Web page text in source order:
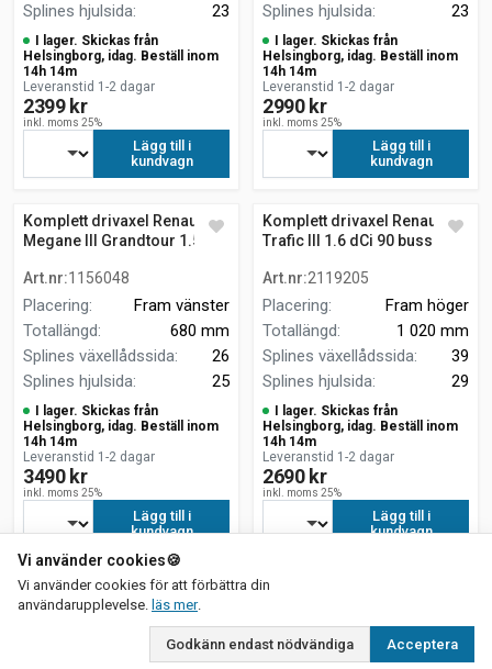
Splines hjulsida: 23
I lager. Skickas från
Helsingborg, idag. Beställ inom
14h 14m
Leveranstid 1-2 dagar
2399 kr
inkl. moms 25%
Lägg till i
kundvagn
Splines hjulsida: 23
I lager. Skickas från
Helsingborg, idag. Beställ inom
14h 14m
Leveranstid 1-2 dagar
2990 kr
inkl. moms 25%
Lägg till i
kundvagn
Komplett drivaxel Renault
Megane III Grandtour 1.5 dCi
Art.nr:1156048
Placering:
Fram vänster
Totallängd:
680 mm
Splines växellådssida:
26
Splines hjulsida: 25
I lager. Skickas från
Helsingborg, idag. Beställ inom
14h 14m
Leveranstid 1-2 dagar
3490 kr
inkl. moms 25%
Lägg till i
kundvagn
Komplett drivaxel Renault
Trafic III 1.6 dCi 90 buss
Art.nr:2119205
Placering:
Fram höger
Totallängd:
1 020 mm
Splines växellådssida:
39
Splines hjulsida: 29
I lager. Skickas från
Helsingborg, idag. Beställ inom
14h 14m
Leveranstid 1-2 dagar
2690 kr
inkl. moms 25%
Lägg till i
kundvagn
1 (current)
2
Visar 1–24 av 764 produkter
Vi använder cookies🍪
Vi använder cookies för att förbättra din
användarupplevelse. läs merom vår integritetspolicy
.
Godkänn endast nödvändiga Acceptera